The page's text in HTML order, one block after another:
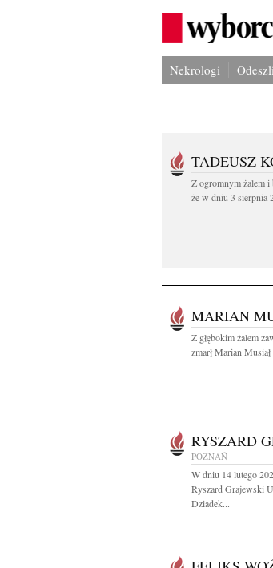
Nekrologi
TADEUSZ
Z ogromnym żalem i
że w dniu 3 sierpnia
MARIAN
Z głębokim żalem
zmarł Marian
RYSZARD
POZNAŃ
W dniu 14 lutego
Ryszard Grajewski
Dziadek...